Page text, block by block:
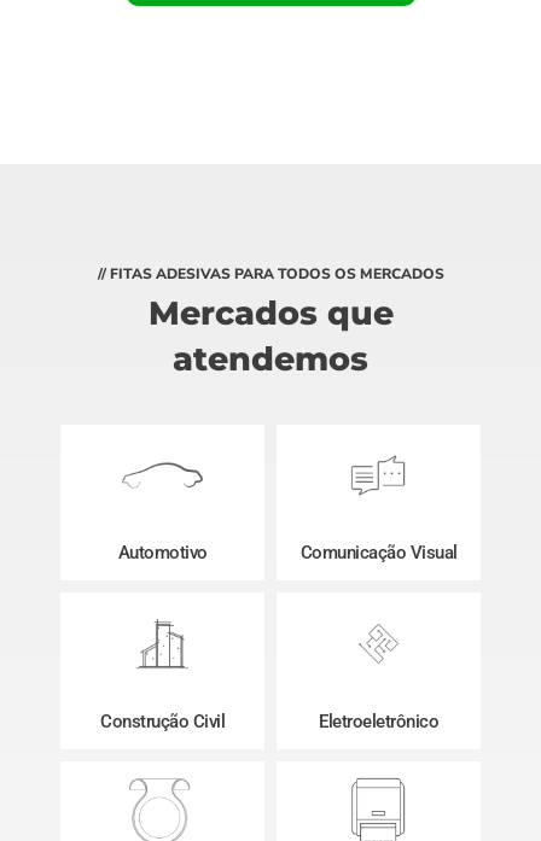
// FITAS ADESIVAS PARA TODOS OS MERCADOS
Mercados que
atendemos
Automotivo Comunicação Visual
Construção Civil Eletroeletrônico